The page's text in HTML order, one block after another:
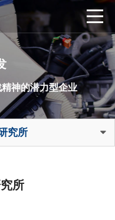
神的潜力型企业
究所
所